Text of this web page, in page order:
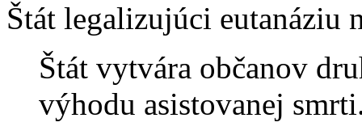
Štát legalizujúci eutanáziu
Štát vytvára občanov
výhodu asistovanej